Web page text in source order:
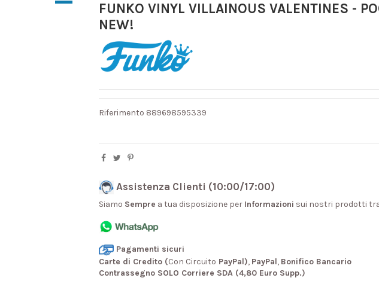
FUNKO VINYL VILLAINOUS VALENTINES -
NEW!
Riferimento 889698595339
Assistenza Clienti (10:00/17:00)
Siamo Sempre a tua disposizione per Informazioni sui nostri prodotti
Pagamenti sicuri
Carte di Credito (Con Circuito PayPal), PayPal, Bonifico Bancario
Contrassegno SOLO Corriere SDA (4,80 Euro Supp.)